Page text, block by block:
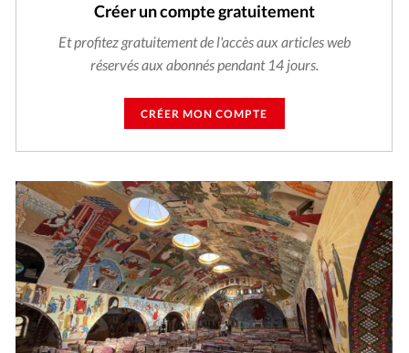
Créer un compte gratuitement
Et profitez gratuitement de l'accès aux articles web
réservés aux abonnés pendant 14 jours.
CRÉER MON COMPTE